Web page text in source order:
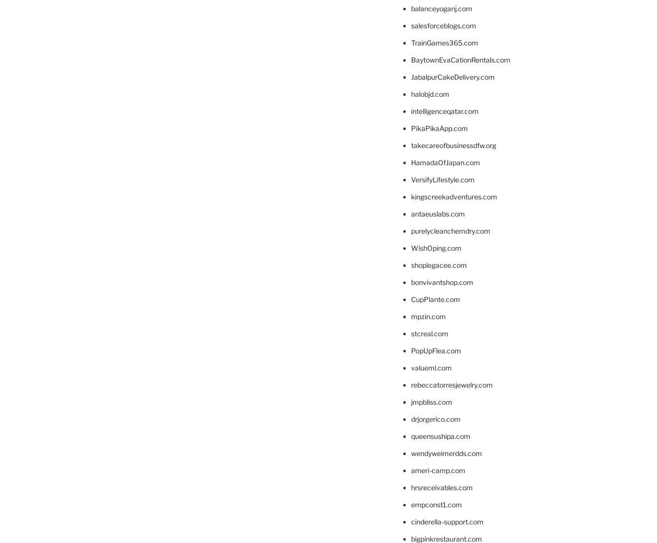
balanceyoganj.com
salesforceblogs.com
TrainGames365.com
BaytownEvaCationRentals.com
JabalpurCakeDelivery.com
halobjd.com
intelligenceqatar.com
PikaPikaApp.com
takecareofbusinessdfw.org
HamadaOfJapan.com
VersifyLifestyle.com
kingscreekadventures.com
antaeuslabs.com
purelycleanchemdry.com
WishOping.com
shoplegacee.com
bonvivantshop.com
CupPlante.com
mpzin.com
stcreal.com
PopUpFlea.com
valueml.com
rebeccatorresjewelry.com
jmpbliss.com
drjorgerico.com
queensushipa.com
wendyweimerdds.com
ameri-camp.com
hrsreceivables.com
empconst1.com
cinderella-support.com
bigpinkrestaurant.com